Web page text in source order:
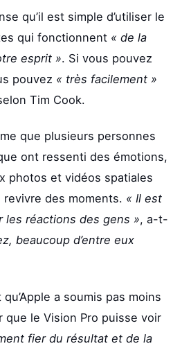
qu’il est simple d’utiliser le
qui fonctionnent « de la
esprit ». Si vous pouvez
pouvez « très facilement »
Tim Cook.
que plusieurs personnes
ont ressenti des émotions,
photos et vidéos spatiales
des moments. « Il est
les réactions des gens », a-t-
beaucoup d’entre eux
a soumis pas moins
le Vision Pro puisse voir
fier du résultat et de la